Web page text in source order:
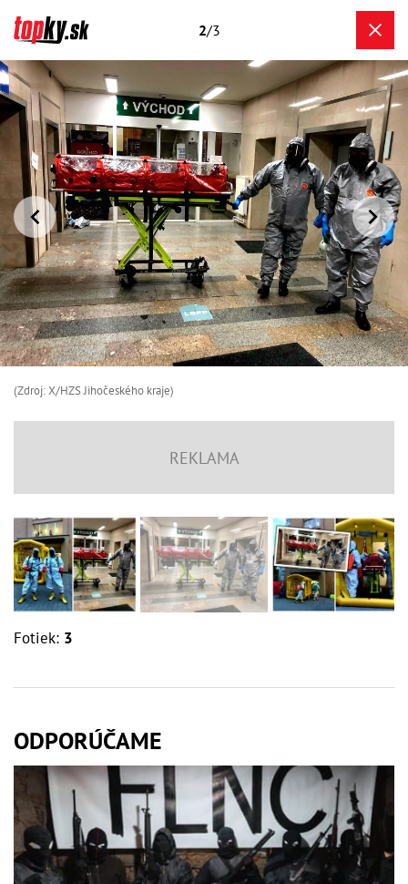
2/3
(Zdroj: X/HZS Jihočeského kraje)
Fotiek: 3
ODPORÚČAME